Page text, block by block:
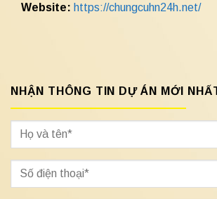
Website: https://chungcuhn24h.net/
NHẬN THÔNG TIN DỰ ÁN MỚI